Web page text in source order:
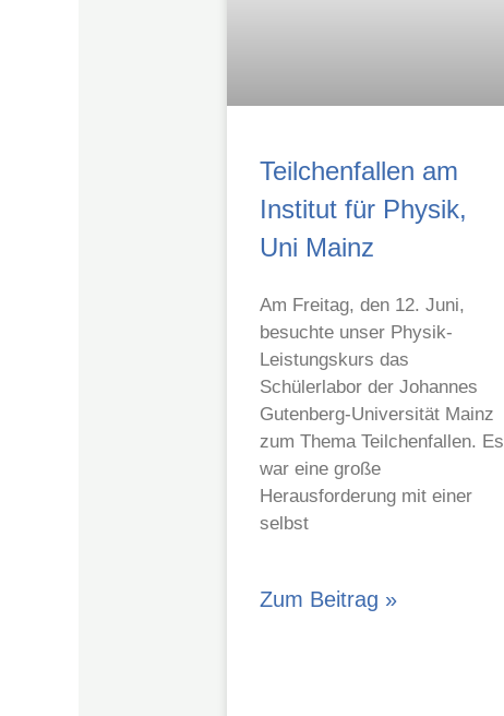
Teilchenfallen am
Institut für Physik,
Uni Mainz
Am Freitag, den 12. Juni,
besuchte unser Physik-
Leistungskurs das
Schülerlabor der Johannes
Gutenberg‑Universität Mainz
zum Thema Teilchenfallen. Es
war eine große
Herausforderung mit einer
selbst
Zum Beitrag »